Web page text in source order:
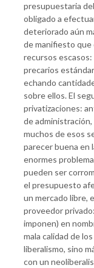
presupuestaria
obligado a
deteriorado aún
de manifiesto
recursos escasos:
precarios
echando
sobre ellos. El
privatizaciones:
de
muchos de esos
parecer buena en
enormes
pueden ser
el presupuesto
un mercado libre,
proveedor
imponen) en
mala calidad de
liberalismo, sino
con un